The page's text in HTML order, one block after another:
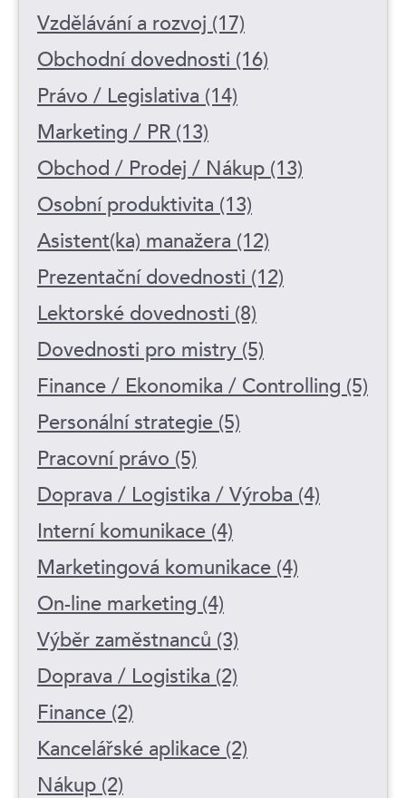
Vzdělávání a rozvoj (17)
Obchodní dovednosti (16)
Právo / Legislativa (14)
Marketing / PR (13)
Obchod / Prodej / Nákup (13)
Osobní produktivita (13)
Asistent(ka) manažera (12)
Prezentační dovednosti (12)
Lektorské dovednosti (8)
Dovednosti pro mistry (5)
Finance / Ekonomika / Controlling (5)
Personální strategie (5)
Pracovní právo (5)
Doprava / Logistika / Výroba (4)
Interní komunikace (4)
Marketingová komunikace (4)
On-line marketing (4)
Výběr zaměstnanců (3)
Doprava / Logistika (2)
Finance (2)
Kancelářské aplikace (2)
Nákup (2)